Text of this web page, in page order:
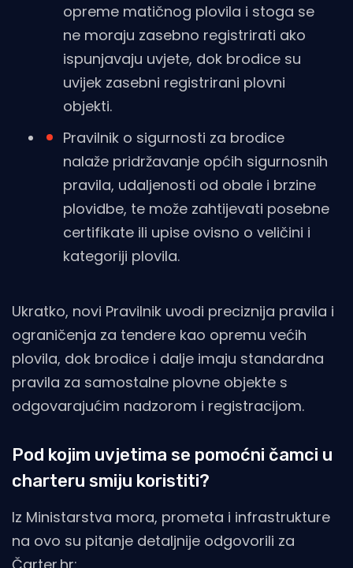
opreme matičnog plovila i stoga se
ne moraju zasebno registrirati ako
ispunjavaju uvjete, dok brodice su
uvijek zasebni registrirani plovni
objekti.
Pravilnik o sigurnosti za brodice
nalaže pridržavanje općih sigurnosnih
pravila, udaljenosti od obale i brzine
plovidbe, te može zahtijevati posebne
certifikate ili upise ovisno o veličini i
kategoriji plovila.
Ukratko, novi Pravilnik uvodi preciznija pravila i
ograničenja za tendere kao opremu većih
plovila, dok brodice i dalje imaju standardna
pravila za samostalne plovne objekte s
odgovarajućim nadzorom i registracijom.
Pod kojim uvjetima se pomoćni čamci u
charteru smiju koristiti?
Iz Ministarstva mora, prometa i infrastrukture
na ovo su pitanje detaljnije odgovorili za